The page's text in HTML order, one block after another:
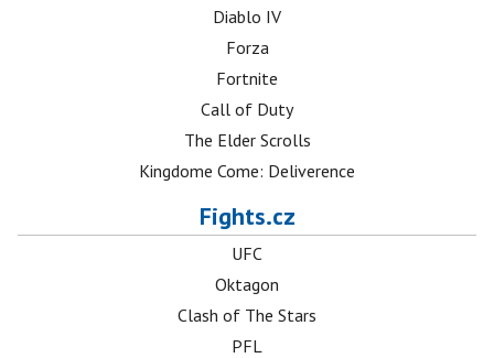
Diablo IV
Forza
Fortnite
Call of Duty
The Elder Scrolls
Kingdome Come: Deliverence
Fights.cz
UFC
Oktagon
Clash of The Stars
PFL